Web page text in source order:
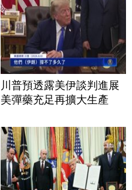
川普預透露美伊談判進展
美彈藥充足再擴大生產